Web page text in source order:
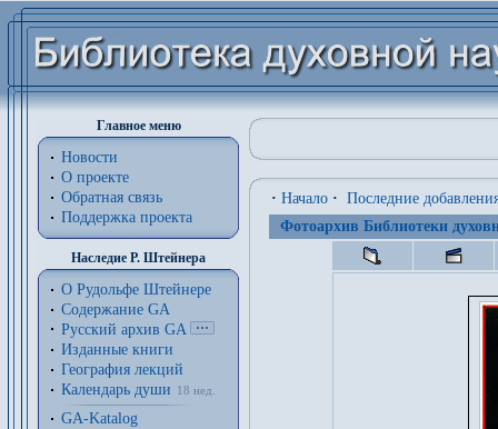
Главное меню
Новости
О проекте
Обратная связь
Поддержка проекта
Наследие Р. Штейнера
О Рудольфе Штейнере
Содержание GA
Русский архив GA
Изданные книги
География лекций
Календарь души
18 нед.
GA-Katalog
· Начало · Последние
Фотоархив Библиотеки